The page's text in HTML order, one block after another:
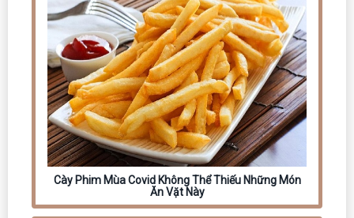
Cày Phim Mùa Covid Không Thể Thiếu Những Món
Ăn Vặt Này